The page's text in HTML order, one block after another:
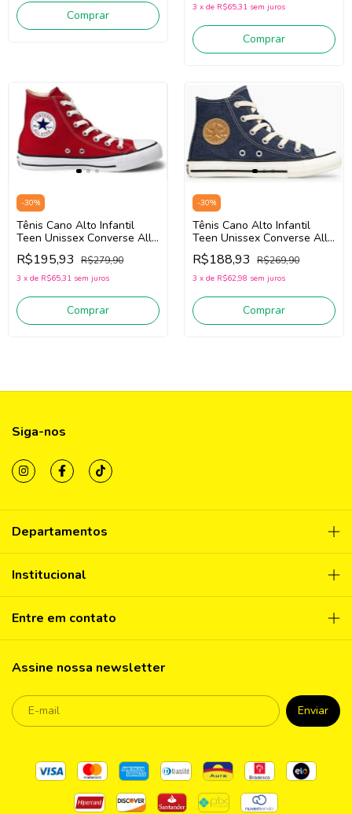
Comprar
3 x de R$65,31 sem juros
Comprar
-30%
Tênis Cano Alto Infantil
Teen Unissex Converse All
Star CK1563 (Vermelho)
Tecido
R$195,93 R$279,90
3 x de R$65,31 sem juros
Comprar
-30%
Tênis Cano Alto Infantil
Teen Unissex Converse All
Star CK1642/Ck1640 (Jeans)
Tecido
R$188,93 R$269,90
3 x de R$62,98 sem juros
Comprar
Siga-nos
Departamentos
Institucional
Entre em contato
Assine nossa newsletter